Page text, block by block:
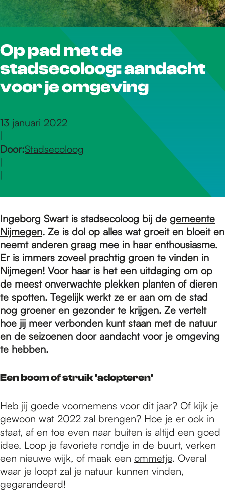
r
d
e
m
e
p
a
g
e
Op pad met de
stadsecoloog: aandacht
voor je omgeving
13 januari 2022
|
Door:Stadsecoloog
|
|
Ingeborg Swart is stadsecoloog bij de gemeente
Nijmegen. Ze is dol op alles wat groeit en bloeit en
neemt anderen graag mee in haar enthousiasme.
Er is immers zoveel prachtig groen te vinden in
Nijmegen! Voor haar is het een uitdaging om op
de meest onverwachte plekken planten of dieren
te spotten. Tegelijk werkt ze er aan om de stad
nog groener en gezonder te krijgen. Ze vertelt
hoe jij meer verbonden kunt staan met de natuur
en de seizoenen door aandacht voor je omgeving
te hebben.
Een boom of struik 'adopteren'
Heb jij goede voornemens voor dit jaar? Of kijk je
gewoon wat 2022 zal brengen? Hoe je er ook in
staat, af en toe even naar buiten is altijd een goed
idee. Loop je favoriete rondje in de buurt, verken
een nieuwe wijk, of maak een ommetje. Overal
waar je loopt zal je natuur kunnen vinden,
gegarandeerd!